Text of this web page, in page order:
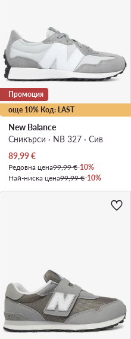
още 10% Код: LAST
Промоция
New Balance
Сникърси · NB 327 · Сив
Актуална цена
89,99€
Редовна цена99,99 €-10%
Най-ниска цена99,99 €-10%